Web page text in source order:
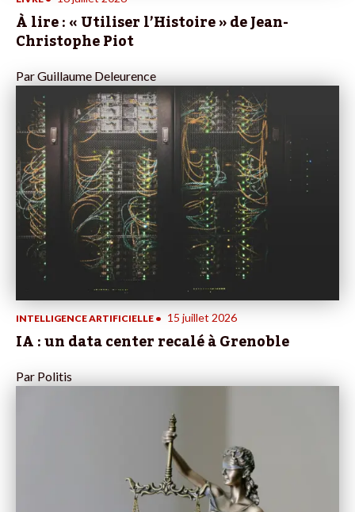
À lire : « Utiliser l’Histoire » de Jean-
Christophe Piot
ParGuillaume Deleurence
INTELLIGENCE ARTIFICIELLE • 15 juillet 2026
IA : un data center recalé à Grenoble
Par Politis